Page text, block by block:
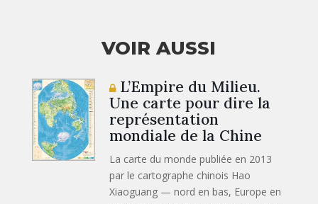
VOIR AUSSI
L’Empire du Milieu.
Une carte pour dire la
représentation
mondiale de la Chine
La carte du monde publiée en 2013
par le cartographe chinois Hao
Xiaoguang — nord en bas, Europe en